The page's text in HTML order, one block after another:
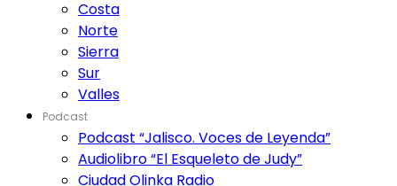
Costa
Norte
Sierra
Sur
Valles
Podcast
Podcast “Jalisco. Voces de Leyenda”
Audiolibro “El Esqueleto de Judy”
Ciudad Olinka Radio